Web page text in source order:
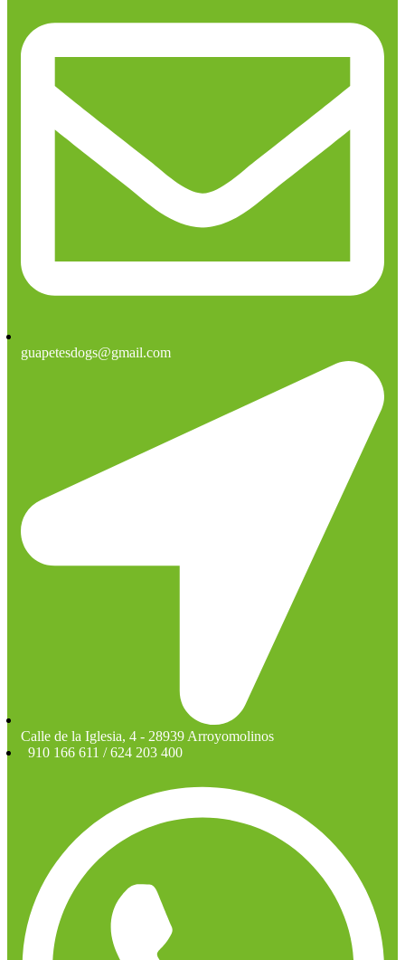
guapetesdogs@gmail.com
Calle de la Iglesia, 4 - 28939 Arroyomolinos
910 166 611 / 624 203 400